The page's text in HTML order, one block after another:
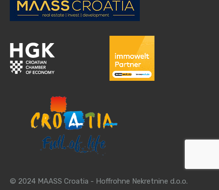
© 2024 MAASS Croatia - Hoffrohne Nekretnine d.o.o.